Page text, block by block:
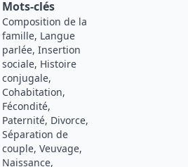
Mots-clés
Composition de la
famille, Langue
parlée, Insertion
sociale, Histoire
conjugale,
Cohabitation,
Fécondité,
Paternité, Divorce,
Séparation de
couple, Veuvage,
Naissance,